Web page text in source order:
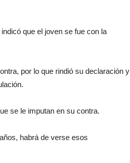
que el joven se fue con la
por lo que rindió su declaración y
se le imputan en su contra.
habrá de verse esos